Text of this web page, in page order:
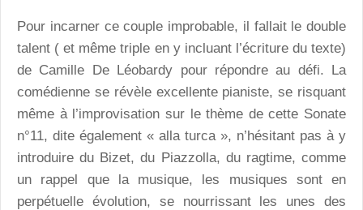
Pour incarner ce couple improbable, il fallait le double
talent ( et même triple en y incluant l’écriture du texte)
de Camille De Léobardy pour répondre au défi. La
comédienne se révèle excellente pianiste, se risquant
même à l’improvisation sur le thème de cette Sonate
n°11, dite également « alla turca », n’hésitant pas à y
introduire du Bizet, du Piazzolla, du ragtime, comme
un rappel que la musique, les musiques sont en
perpétuelle évolution, se nourrissant les unes des